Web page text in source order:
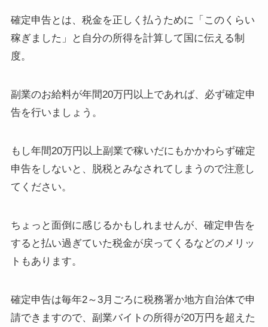
確定申告とは、税金を正しく払うために「このくらい
稼ぎました」と自分の所得を計算して国に伝える制
度。
副業のお給料が年間20万円以上であれば、必ず確定申
告を行いましょう。
もし年間20万円以上副業で稼いだにもかかわらず確定
申告をしないと、脱税とみなされてしまうので注意し
てください。
ちょっと面倒に感じるかもしれませんが、確定申告を
すると払い過ぎていた税金が戻ってくるなどのメリッ
ト もあります。
確定申告は毎年2～3月ごろに税務署か地方自治体で申
請できますので、副業バイトの所得が20万円を超えた